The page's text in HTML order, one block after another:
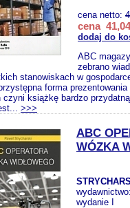
cena netto:
cena
dodaj do
ABC
zebrano
stanowiskach w
forma
czyni książkę bardzo
>>>
ABC
WÓZKA
wydanie I